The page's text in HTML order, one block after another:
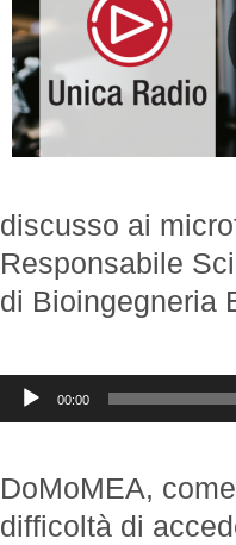
discusso ai
Responsabile
di Bioingegneria
Audio
Player
00:00
DoMoMEA,
difficoltà di